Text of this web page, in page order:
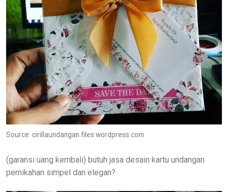
Source: cirillaundangan.files.wordpress.com
(garansi uang kembali) butuh jasa desain kartu undangan
pernikahan simpel dan elegan?